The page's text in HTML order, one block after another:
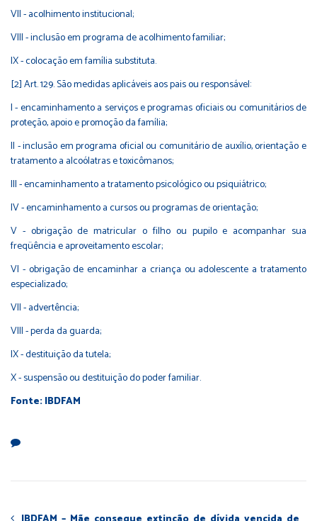
VII - acolhimento institucional;
VIII - inclusão em programa de acolhimento familiar;
IX - colocação em família substituta.
[2]Art. 129. São medidas aplicáveis aos pais ou responsável:
I - encaminhamento a serviços e programas oficiais ou comunitários de
proteção, apoio e promoção da família;
II - inclusão em programa oficial ou comunitário de auxílio, orientação e
tratamento a alcoólatras e toxicômanos;
III - encaminhamento a tratamento psicológico ou psiquiátrico;
IV - encaminhamento a cursos ou programas de orientação;
V - obrigação de matricular o filho ou pupilo e acompanhar sua
freqüência e aproveitamento escolar;
VI - obrigação de encaminhar a criança ou adolescente a tratamento
especializado;
VII - advertência;
VIII - perda da guarda;
IX - destituição da tutela;
X - suspensão ou destituição do poder familiar.
Fonte: IBDFAM